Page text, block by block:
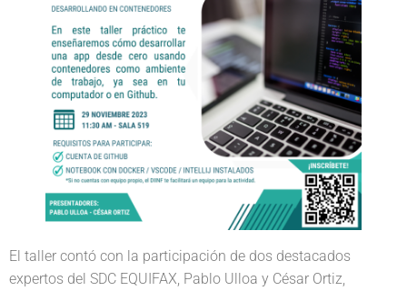
El taller contó con la participación de dos destacados
expertos del SDC EQUIFAX, Pablo Ulloa y César Ortiz,